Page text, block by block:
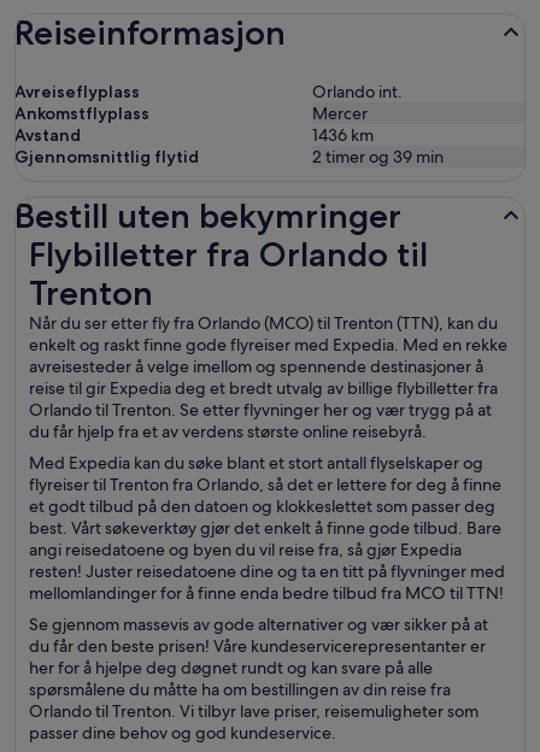
Reiseinformasjon
Avreiseflyplass
Orlando int.
Ankomstflyplass
Mercer
Avstand
1436 km
Gjennomsnittlig flytid
2 timer og 39 min
Bestill uten bekymringer
Flybilletter fra Orlando til
Trenton
Når du ser etter fly fra Orlando (MCO) til Trenton (TTN), kan du
enkelt og raskt finne gode flyreiser med Expedia. Med en rekke
avreisesteder å velge imellom og spennende destinasjoner å
reise til gir Expedia deg et bredt utvalg av billige flybilletter fra
Orlando til Trenton. Se etter flyvninger her og vær trygg på at
du får hjelp fra et av verdens største online reisebyrå.
Med Expedia kan du søke blant et stort antall flyselskaper og
flyreiser til Trenton fra Orlando, så det er lettere for deg å finne
et godt tilbud på den datoen og klokkeslettet som passer deg
best. Vårt søkeverktøy gjør det enkelt å finne gode tilbud. Bare
angi reisedatoene og byen du vil reise fra, så gjør Expedia
resten! Juster reisedatoene dine og ta en titt på flyvninger med
mellomlandinger for å finne enda bedre tilbud fra MCO til TTN!
Se gjennom massevis av gode alternativer og vær sikker på at
du får den beste prisen! Våre kundeservicerepresentanter er
her for å hjelpe deg døgnet rundt og kan svare på alle
spørsmålene du måtte ha om bestillingen av din reise fra
Orlando til Trenton. Vi tilbyr lave priser, reisemuligheter som
passer dine behov og god kundeservice.
Flybilletter fra Orlando til Trenton